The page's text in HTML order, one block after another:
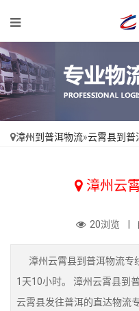
漳州到普洱物流»云霄县到普
漳州云
20浏览 |
漳州云霄县到普洱物流专
1天10小时。 漳州云霄县到
云霄县发往普洱的直达物流